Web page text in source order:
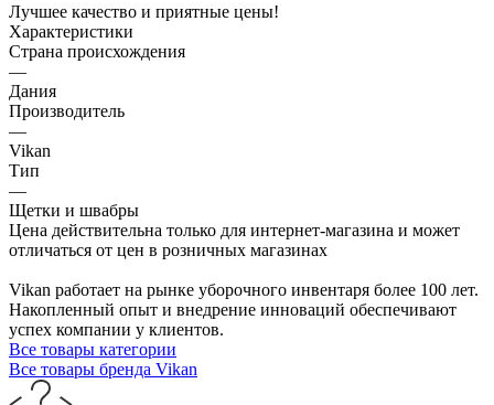
Лучшее качество и приятные цены!
Характеристики
Страна происхождения
—
Дания
Производитель
—
Vikan
Тип
—
Щетки и швабры
Цена действительна только для интернет-магазина и может
отличаться от цен в розничных магазинах
Vikan работает на рынке уборочного инвентаря более 100 лет.
Накопленный опыт и внедрение инноваций обеспечивают
успех компании у клиентов.
Все товары категории
Все товары бренда Vikan